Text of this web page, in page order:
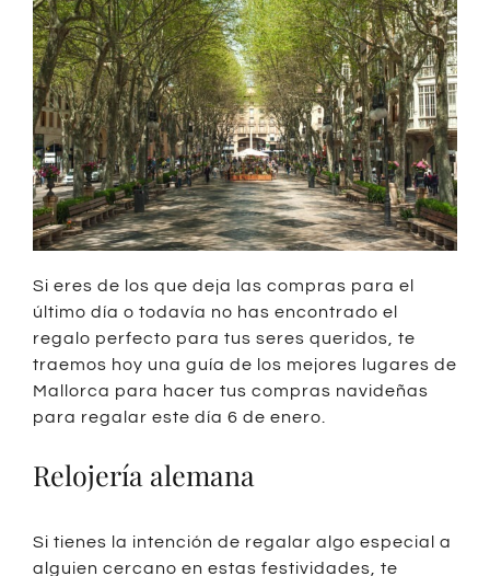
Si eres de los que deja las compras para el
último día o todavía no has encontrado el
regalo perfecto para tus seres queridos, te
traemos hoy una guía de los mejores lugares de
Mallorca para hacer tus compras navideñas
para regalar este día 6 de enero.
Relojería alemana
Si tienes la intención de regalar algo especial a
alguien cercano en estas festividades, te